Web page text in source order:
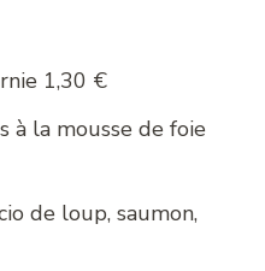
1,30 €
à la mousse de foie
de loup, saumon,